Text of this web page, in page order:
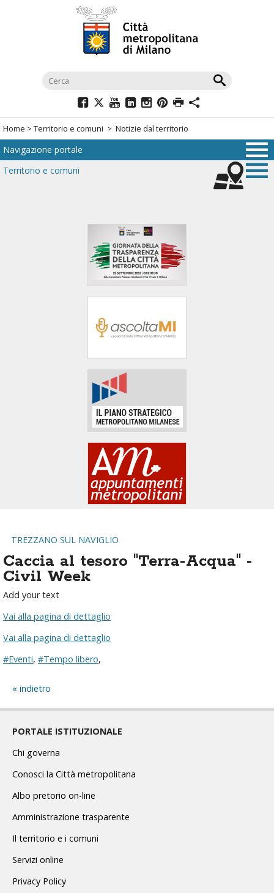
navigazione
menù
di
navigazione
Home > Territorio e comuni > Notizie dal territorio
Navigazione portale
Territorio e comuni
TREZZANO SUL NAVIGLIO
Caccia al tesoro "Terra-Acqua" -
Civil Week
Add your text
Vai alla pagina di dettaglio
Vai alla pagina di dettaglio
#Eventi, #Tempo libero,
indietro
PORTALE ISTITUZIONALE
Chi governa
Conosci la Città metropolitana
Albo pretorio on-line
Amministrazione trasparente
Il territorio e i comuni
Servizi online
Privacy Policy